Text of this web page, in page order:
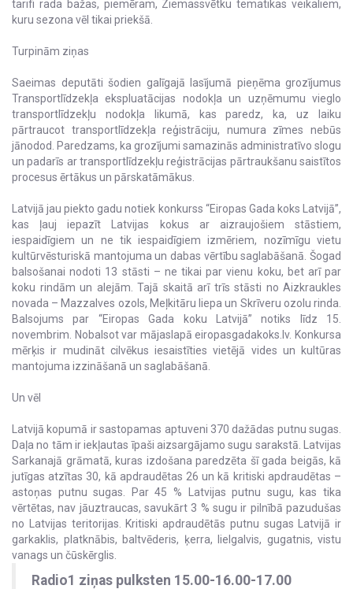
tarifi rada bažas, piemēram, Ziemassvētku tematikas veikaliem,
kuru sezona vēl tikai priekšā.
Turpinām ziņas
Saeimas deputāti šodien galīgajā lasījumā pieņēma grozījumus
Transportlīdzekļa ekspluatācijas nodokļa un uzņēmumu vieglo
transportlīdzekļu nodokļa likumā, kas paredz, ka, uz laiku
pārtraucot transportlīdzekļa reģistrāciju, numura zīmes nebūs
jānodod. Paredzams, ka grozījumi samazinās administratīvo slogu
un padarīs ar transportlīdzekļu reģistrācijas pārtraukšanu saistītos
procesus ērtākus un pārskatāmākus.
Latvijā jau piekto gadu notiek konkurss “Eiropas Gada koks Latvijā”,
kas ļauj iepazīt Latvijas kokus ar aizraujošiem stāstiem,
iespaidīgiem un ne tik iespaidīgiem izmēriem, nozīmīgu vietu
kultūrvēsturiskā mantojuma un dabas vērtību saglabāšanā. Šogad
balsošanai nodoti 13 stāsti – ne tikai par vienu koku, bet arī par
koku rindām un alejām. Tajā skaitā arī trīs stāsti no Aizkraukles
novada – Mazzalves ozols, Meļkitāru liepa un Skrīveru ozolu rinda.
Balsojums par “Eiropas Gada koku Latvijā” notiks līdz 15.
novembrim. Nobalsot var mājaslapā eiropasgadakoks.lv. Konkursa
mērķis ir mudināt cilvēkus iesaistīties vietējā vides un kultūras
mantojuma izzināšanā un saglabāšanā.
Un vēl
Latvijā kopumā ir sastopamas aptuveni 370 dažādas putnu sugas.
Daļa no tām ir iekļautas īpaši aizsargājamo sugu sarakstā. Latvijas
Sarkanajā grāmatā, kuras izdošana paredzēta šī gada beigās, kā
jutīgas atzītas 30, kā apdraudētas 26 un kā kritiski apdraudētas –
astoņas putnu sugas. Par 45 % Latvijas putnu sugu, kas tika
vērtētas, nav jāuztraucas, savukārt 3 % sugu ir pilnībā pazudušas
no Latvijas teritorijas. Kritiski apdraudētās putnu sugas Latvijā ir
garkaklis, platknābis, baltvēderis, ķerra, lielgalvis, gugatnis, vistu
vanags un čūskērglis.
Radio1 ziņas pulksten 15.00-16.00-17.00